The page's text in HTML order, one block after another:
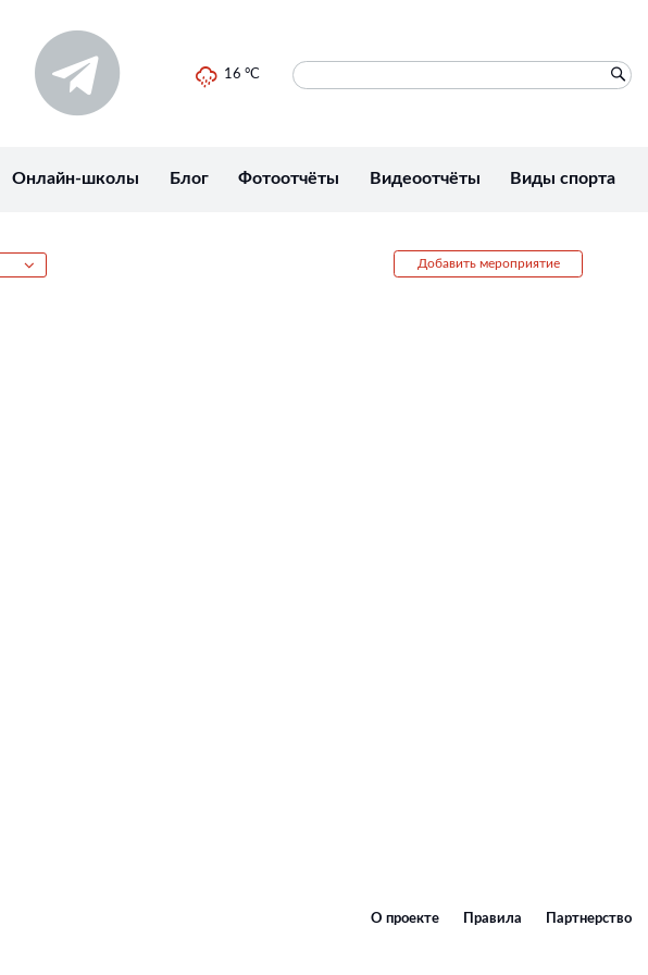
16 °C
Онлайн-школы Блог Фотоотчёты Видеоотчёты Виды спорта
Добавить мероприятие
О проекте Правила Партнерство